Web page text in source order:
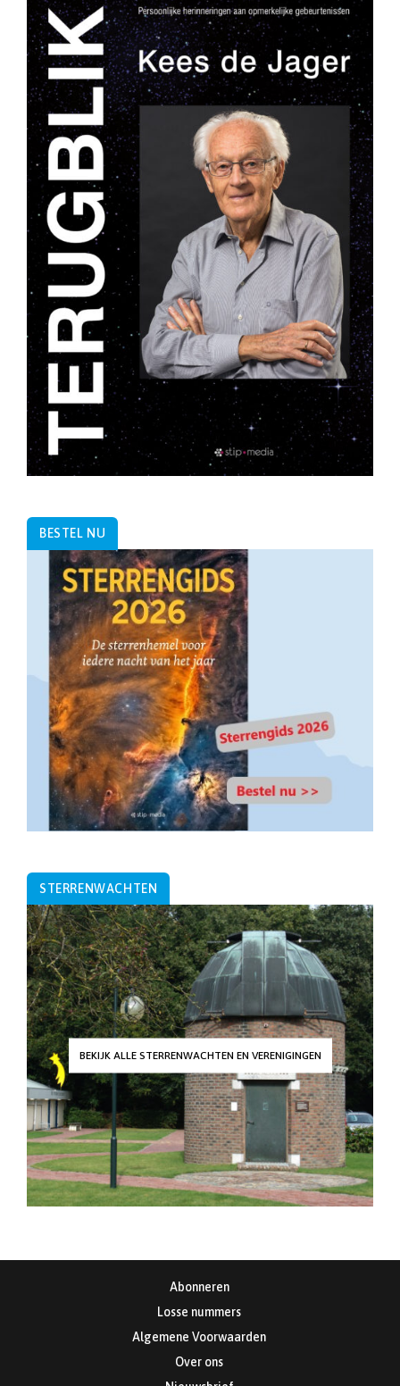
BESTEL NU
STERRENWACHTEN
BEKIJK ALLE STERRENWACHTEN EN VERENIGINGEN
Abonneren
Losse nummers
Algemene Voorwaarden
Over ons